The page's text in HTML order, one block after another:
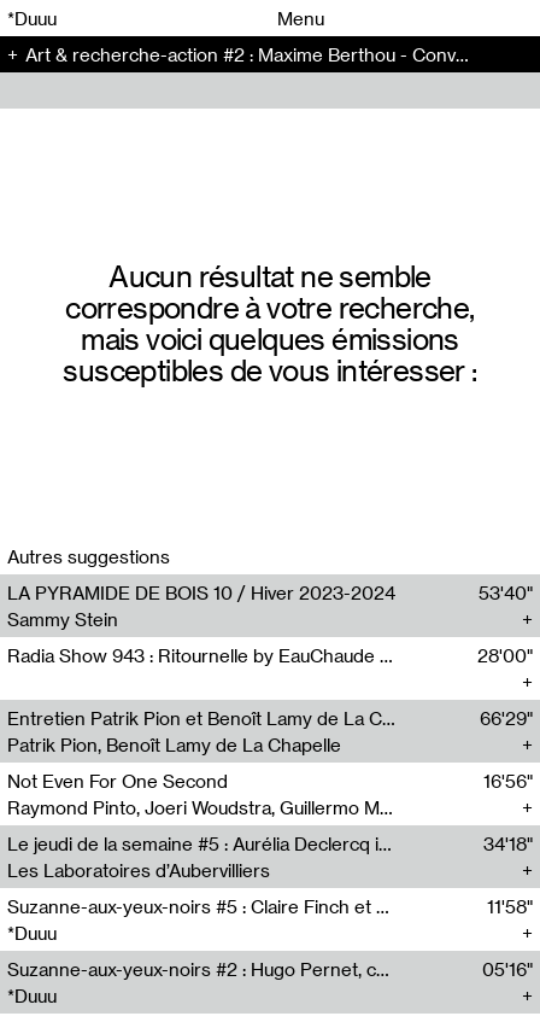
*Duuu
Menu
Art & recherche-action #2 : Maxime Berthou - Conversation (147)
Aucun résultat ne semble
correspondre à votre recherche,
mais voici quelques émissions
susceptibles de vous intéresser :
Autres suggestions
LA PYRAMIDE DE BOIS 10 / Hiver 2023-2024
Sammy Stein
53'40"
Radia Show 943 : Ritournelle by EauChaude for Jet FM 28'00"
Entretien Patrik Pion et Benoît Lamy de La Chapelle
Patrik Pion, Benoît Lamy de La Chapelle
66'29"
Not Even For One Second
Raymond Pinto, Joeri Woudstra, Guillermo Martinez de Velasco, Sacha Eusebe
16'56"
Le jeudi de la semaine #5 : Aurélia Declercq invite Francis Schmetz
Les Laboratoires d’Aubervilliers
34'18"
Suzanne-aux-yeux-noirs #5 : Claire Finch et Valentin Bigel, Squiggle
*Duuu
11'58"
Suzanne-aux-yeux-noirs #2 : Hugo Pernet, cafe a l’italienne a emporter
*Duuu
05'16"
00 00